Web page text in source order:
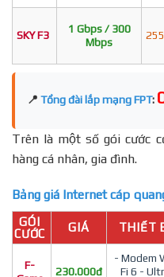
SKY F3
1 Gbps / 300
Mbps
📍 Tổng đài lắp mạng FPT:
Trên là một số gói cước
hàng cá nhân, gia đình.
Bảng giá Internet cáp
GÓI
CƯỚC
GIÁ THIẾT
F-
230.000đ
- Modem
Fi 6 -